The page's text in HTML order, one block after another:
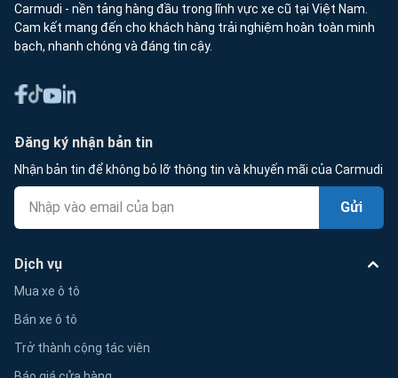
Carmudi - nền tảng hàng đầu trong lĩnh vực xe cũ tại Việt Nam.
Cam kết mang đến cho khách hàng trải nghiệm hoàn toàn minh
bạch, nhanh chóng và đáng tin cậy.
Đăng ký nhận bản tin
Nhận bản tin để không bỏ lỡ thông tin và khuyến mãi của Carmudi
Gửi
Dịch vụ
Mua xe ô tô
Bán xe ô tô
Trở thành cộng tác viên